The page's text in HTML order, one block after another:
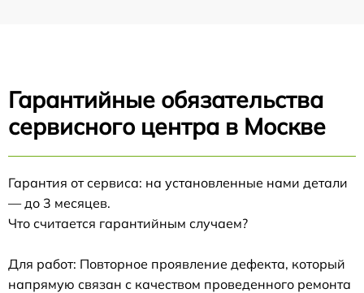
Гарантийные обязательства
сервисного центра в Москве
Гарантия от сервиса: на установленные нами детали
— до 3 месяцев.
Что считается гарантийным случаем?
Для работ: Повторное проявление дефекта, который
напрямую связан с качеством проведенного ремонта